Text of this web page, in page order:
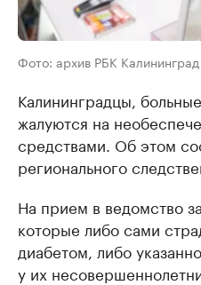
Фото: архив РБК Калининград
Калининградцы,
жалуются на
средствами. Об этом
регионального
На прием в ведомство
которые либо сами
диабетом, либо
у их